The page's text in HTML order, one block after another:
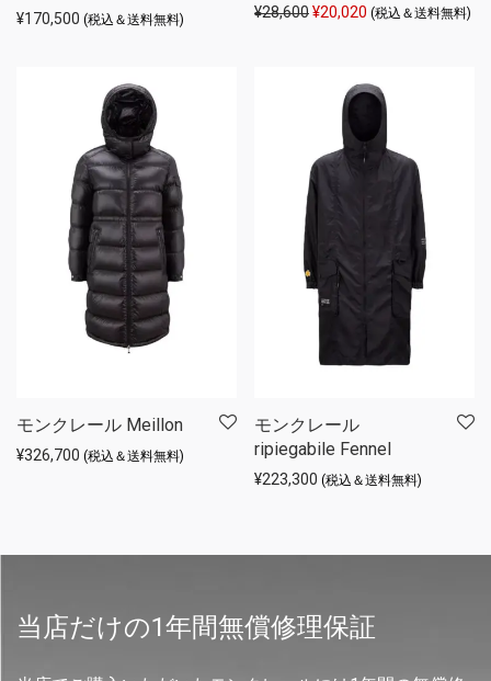
¥170,500 (税込＆送料無料) ¥28,600元の価格は ¥28,600 でし
¥20,020 現在の価格は
(税込＆送料無料)
モンクレール Meillon
¥326,700 (税込＆送料無料)
モンクレール
ripiegabile Fennel
¥223,300 (税込＆送料無料)
当店だけの1年間無償修理保証